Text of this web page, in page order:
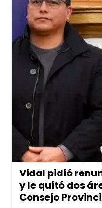
Vidal pidió
y le quitó dos
Consejo